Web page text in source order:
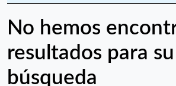
No hemos
resultados para su
búsqueda